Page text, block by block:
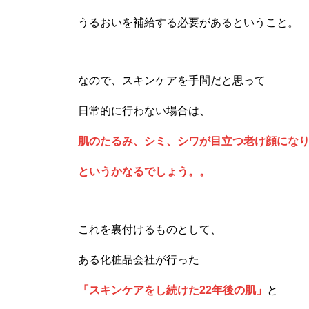
うるおいを補給する必要があるということ。
なので、スキンケアを手間だと思って
日常的に行わない場合は、
肌のたるみ、シミ、シワが目立つ老け顔にな
というかなるでしょう。。
これを裏付けるものとして、
ある化粧品会社が行った
「スキンケアをし続けた22年後の肌」 と